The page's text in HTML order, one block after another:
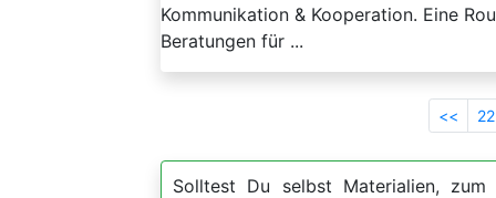
Kommunikation & Kooperation. Eine
Beratungen für ...
<< 22
Solltest Du selbst Materialien,